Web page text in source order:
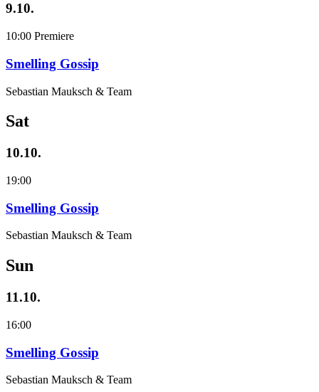
9.10.
10:00 Premiere
Smelling Gossip
Sebastian Mauksch & Team
Sat
10.10.
19:00
Smelling Gossip
Sebastian Mauksch & Team
Sun
11.10.
16:00
Smelling Gossip
Sebastian Mauksch & Team